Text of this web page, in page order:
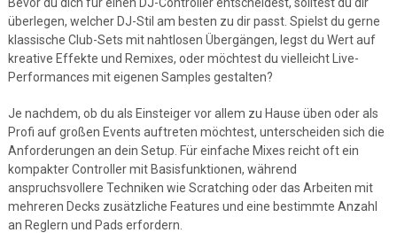
überlegen, welcher DJ-Stil am besten zu dir passt. Spielst du gerne
klassische Club-Sets mit nahtlosen Übergängen, legst du Wert auf
kreative Effekte und Remixes, oder möchtest du vielleicht Live-
Performances mit eigenen Samples gestalten?
Je nachdem, ob du als Einsteiger vor allem zu Hause üben oder als
Profi auf großen Events auftreten möchtest, unterscheiden sich die
Anforderungen an dein Setup. Für einfache Mixes reicht oft ein
kompakter Controller mit Basisfunktionen, während
anspruchsvollere Techniken wie Scratching oder das Arbeiten mit
mehreren Decks zusätzliche Features und eine bestimmte Anzahl
an Reglern und Pads erfordern.